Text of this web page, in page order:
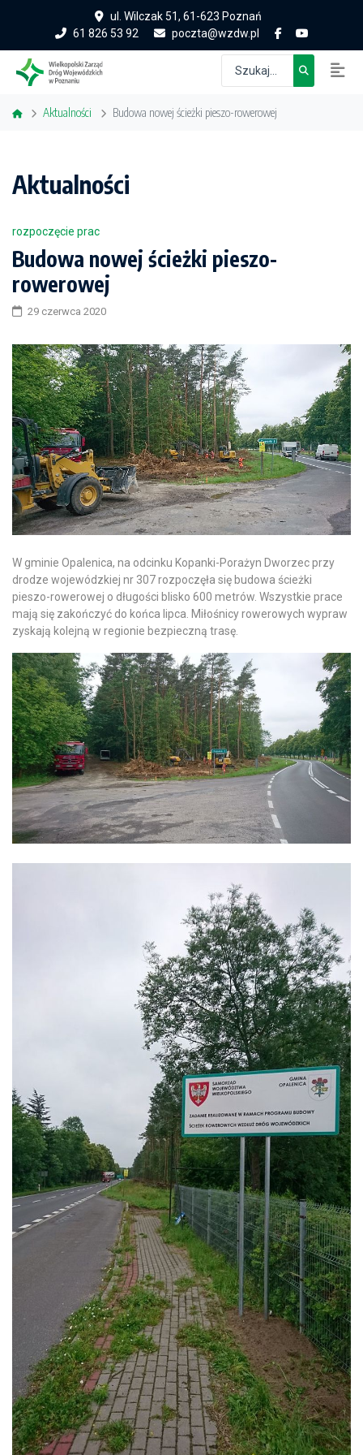
ul. Wilczak 51, 61-623 Poznań
61 826 53 92
poczta@wzdw.pl
Aktualności Budowa nowej ścieżki pieszo-rowerowej
Aktualności
rozpoczęcie prac
Budowa nowej ścieżki pieszo-
rowerowej
29 czerwca 2020
W gminie Opalenica, na odcinku Kopanki-Porażyn Dworzec przy
drodze wojewódzkiej nr 307 rozpoczęła się budowa ścieżki
pieszo-rowerowej o długości blisko 600 metrów. Wszystkie prace
mają się zakończyć do końca lipca. Miłośnicy rowerowych wypraw
zyskają kolejną w regionie bezpieczną trasę.